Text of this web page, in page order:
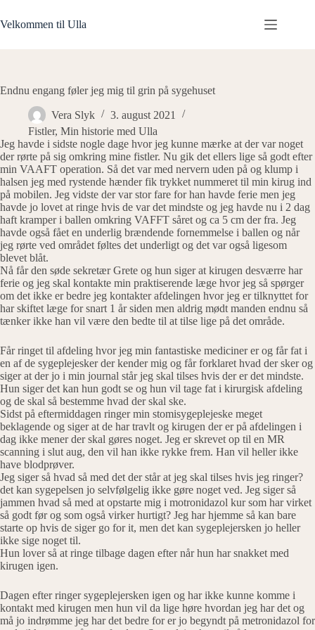
til
indhold
Velkommen til Ulla
Endnu engang føler jeg mig til grin på sygehuset
Vera Slyk
3. august 2021
Fistler, Min historie med Ulla
Jeg havde i sidste nogle dage hvor jeg kunne mærke at der var noget
der rørte på sig omkring mine fistler. Nu gik det ellers lige så godt efter
min VAAFT operation. Så det var med nervern uden på og klump i
halsen jeg med rystende hænder fik trykket nummeret til min kirug ind
på mobilen. Jeg vidste der var stor fare for han havde ferie men jeg
havde jo lovet at ringe hvis de var det mindste og jeg havde nu i 2 dag
haft kramper i ballen omkring VAFFT såret og ca 5 cm der fra. Jeg
havde også fået en underlig brændende fornemmelse i ballen og når
jeg rørte ved området føltes det underligt og det var også ligesom
blevet blåt.
Nå får den søde sekretær Grete og hun siger at kirugen desværre har
ferie og jeg skal kontakte min praktiserende læge hvor jeg så spørger
om det ikke er bedre jeg kontakter afdelingen hvor jeg er tilknyttet for
har skiftet læge for snart 1 år siden men aldrig mødt manden endnu så
tænker ikke han vil være den bedte til at tilse lige på det område.
Får ringet til afdeling hvor jeg min fantastiske mediciner er og får fat i
en af de sygeplejesker der kender mig og får forklaret hvad der sker og
siger at der jo i min journal står jeg skal tilses hvis der er det mindste.
Hun siger det kan hun godt se og hun vil tage fat i kirurgisk afdeling
og de skal så bestemme hvad der skal ske.
Sidst på eftermiddagen ringer min stomisygeplejeske meget
beklagende og siger at de har travlt og kirugen der er på afdelingen i
dag ikke mener der skal gøres noget. Jeg er skrevet op til en MR
scanning i slut aug, den vil han ikke rykke frem. Han vil heller ikke
have blodprøver.
Jeg siger så hvad så med det der står at jeg skal tilses hvis jeg ringer?
det kan sygepelsen jo selvfølgelig ikke gøre noget ved. Jeg siger så
jammen hvad så med at opstarte mig i motronidazol kur som har virket
så godt før og som også virker hurtigt? Jeg har hjemme så kan bare
starte op hvis de siger go for it, men det kan sygeplejersken jo heller
ikke sige noget til.
Hun lover så at ringe tilbage dagen efter når hun har snakket med
kirugen igen.
Dagen efter ringer sygeplejersken igen og har ikke kunne komme i
kontakt med kirugen men hun vil da lige høre hvordan jeg har det og
må jo indrømme jeg har det bedre for er jo begyndt på metronidazol for